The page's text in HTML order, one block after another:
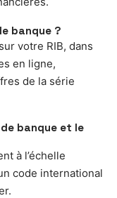
banque ?
votre RIB, dans
en ligne,
de la série
banque et le
à l’échelle
code international